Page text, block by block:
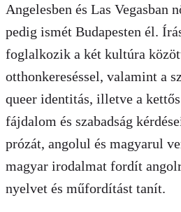
Angelesben és Las Vegasban
pedig ismét Budapesten él.
foglalkozik a két kultúra
otthonkereséssel, valamint a
queer identitás, illetve a
fájdalom és szabadság
prózát, angolul és magyarul
magyar irodalmat fordít
nyelvet és műfordítást tanít.